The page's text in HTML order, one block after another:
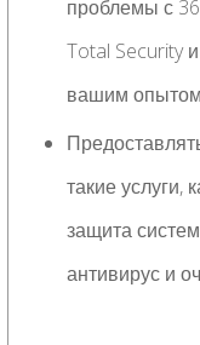
проблемы с
Total Security и
вашим
такие услуги,
защита
антивирус и